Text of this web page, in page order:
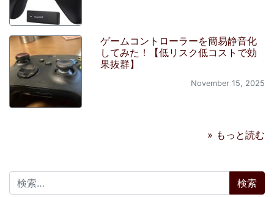
ゲームコントローラーを簡易静音化
してみた！【低リスク低コストで効
果抜群】
November 15, 2025
» もっと読む
検索: